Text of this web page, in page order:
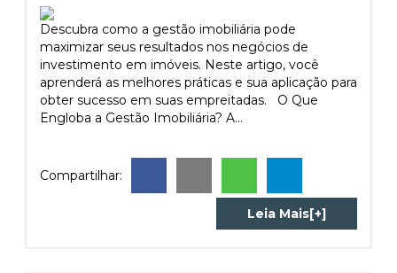
Descubra como a gestão imobiliária pode
maximizar seus resultados nos negócios de
investimento em imóveis. Neste artigo, você
aprenderá as melhores práticas e sua aplicação para
obter sucesso em suas empreitadas. O Que
Engloba a Gestão Imobiliária? A...
Compartilhar:
Leia Mais[+]